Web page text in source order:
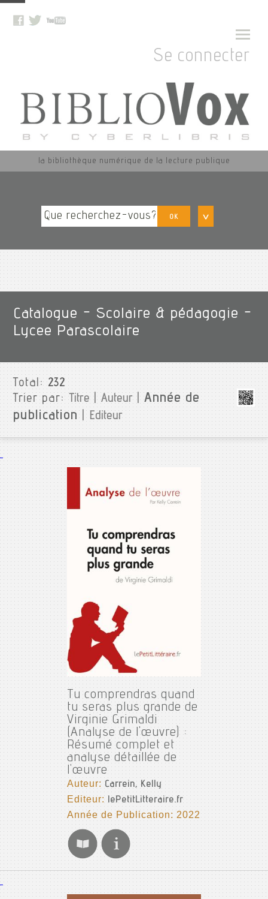
Se connecter
la bibliothèque numérique de la lecture publique
OK
Catalogue - Scolaire & pédagogie -
Lycee Parascolaire
Total:232
Trier par: Titre|Auteur|Année de
publication | Editeur
Tu comprendras quand
tu seras plus grande de
Virginie Grimaldi
(Analyse de l'œuvre) :
Résumé complet et
analyse détaillée de
l'œuvre
Auteur:Carrein, Kelly
Editeur: lePetitLitteraire.fr
Année de Publication: 2022